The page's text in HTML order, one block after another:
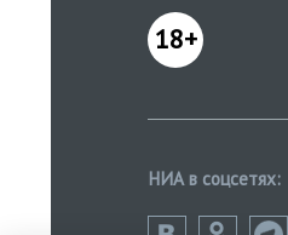
18+
НИА в соцсетях: